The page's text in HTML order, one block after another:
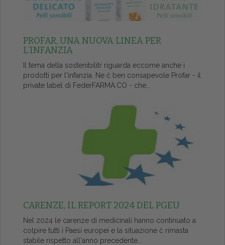
PROFAR, UNA NUOVA LINEA PER
L’INFANZIA
Il tema della sostenibilitŕ riguarda eccome anche i
prodotti per l'infanzia. Ne č ben consapevole Profar - il
private label di FederFARMA.CO - che...
CARENZE, IL REPORT 2024 DEL PGEU
Nel 2024 le carenze di medicinali hanno continuato a
colpire tutti i Paesi europei e la situazione č rimasta
stabile rispetto all'anno precedente...